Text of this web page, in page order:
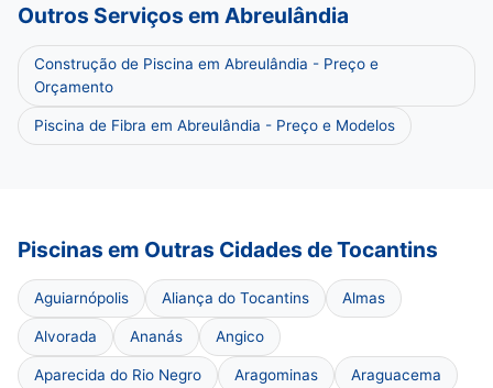
Outros Serviços em Abreulândia
Construção de Piscina em Abreulândia - Preço e
Orçamento
Piscina de Fibra em Abreulândia - Preço e Modelos
Piscinas em Outras Cidades de Tocantins
Aguiarnópolis Aliança do Tocantins Almas
Alvorada Ananás Angico
Aparecida do Rio Negro Aragominas Araguacema